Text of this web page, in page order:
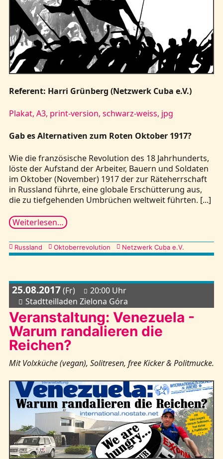
Referent: Harri Grünberg (Netzwerk Cuba e.V.)
Plakat, A3, print-version, schwarz-weiss, jpg
Gab es Alternativen zum Roten Oktober 1917?
Wie die französische Revolution des 18 Jahrhunderts,
löste der Aufstand der Arbeiter, Bauern und Soldaten
im Oktober (November) 1917 der zur Räteherrschaft
in Russland führte, eine globale Erschütterung aus,
die zu tiefgehenden Umbrüchen weltweit führten. [...]
Weiterlesen…
Kategorien
Russland Oktoberrevolution Netzwerk Cuba e.V.
25.08.2017(Fr)
20:00 Uhr
Stadtteilladen Zielona Góra
Veranstaltung: Venezuela -
Warum randalieren die
Reichen?
Mit Volxküche (vegan), Solitresen, free Kicker & Politmucke.